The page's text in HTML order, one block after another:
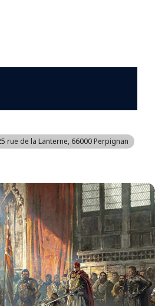
rue de la Lanterne, 66000 Perpignan